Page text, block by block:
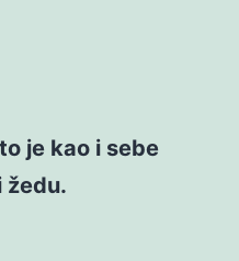
je kao i sebe
žedu.